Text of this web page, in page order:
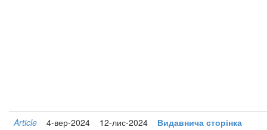
Article 4-вер-2024 12-лис-2024
Видавнича сторінка